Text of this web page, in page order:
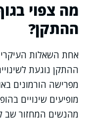
מה צפוי
ההתקן?
אחת השאלות
ההתקן נוגעת
מפרישה הורמונים
מופיעים שינויים
מהנשים המחזור שב